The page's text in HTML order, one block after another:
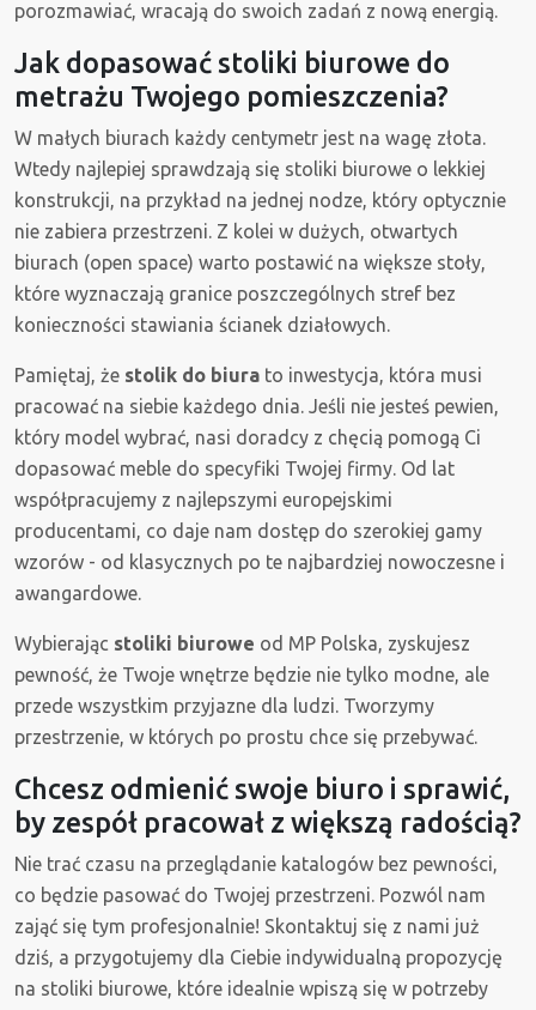
porozmawiać, wracają do swoich zadań z nową energią.
Jak dopasować stoliki biurowe do
metrażu Twojego pomieszczenia?
W małych biurach każdy centymetr jest na wagę złota.
Wtedy najlepiej sprawdzają się stoliki biurowe o lekkiej
konstrukcji, na przykład na jednej nodze, który optycznie
nie zabiera przestrzeni. Z kolei w dużych, otwartych
biurach (open space) warto postawić na większe stoły,
które wyznaczają granice poszczególnych stref bez
konieczności stawiania ścianek działowych.
Pamiętaj, że stolik do biura to inwestycja, która musi
pracować na siebie każdego dnia. Jeśli nie jesteś pewien,
który model wybrać, nasi doradcy z chęcią pomogą Ci
dopasować meble do specyfiki Twojej firmy. Od lat
współpracujemy z najlepszymi europejskimi
producentami, co daje nam dostęp do szerokiej gamy
wzorów - od klasycznych po te najbardziej nowoczesne i
awangardowe.
Wybierając stoliki biurowe od MP Polska, zyskujesz
pewność, że Twoje wnętrze będzie nie tylko modne, ale
przede wszystkim przyjazne dla ludzi. Tworzymy
przestrzenie, w których po prostu chce się przebywać.
Chcesz odmienić swoje biuro i sprawić,
by zespół pracował z większą radością?
Nie trać czasu na przeglądanie katalogów bez pewności,
co będzie pasować do Twojej przestrzeni. Pozwól nam
zająć się tym profesjonalnie! Skontaktuj się z nami już
dziś, a przygotujemy dla Ciebie indywidualną propozycję
na stoliki biurowe, które idealnie wpiszą się w potrzeby